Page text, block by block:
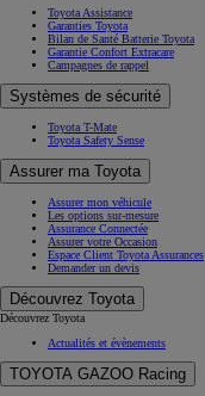
Toyota Assistance
Garanties Toyota
Bilan de Santé Batterie Toyota
Garantie Confort Extracare
Campagnes de rappel
Systèmes de sécurité
Toyota T-Mate
Toyota Safety Sense
Assurer ma Toyota
Assurer mon véhicule
Les options sur-mesure
Assurance Connectée
Assurer votre Occasion
Espace Client Toyota Assurances
Demander un devis
Découvrez Toyota
Découvrez Toyota
Actualités et évènements
TOYOTA GAZOO Racing